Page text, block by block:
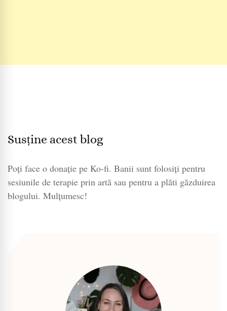
Susține acest blog
Poți face o donație pe Ko-fi. Banii sunt folosiți pentru
sesiunile de terapie prin artă sau pentru a plăti găzduirea
blogului. Mulțumesc!